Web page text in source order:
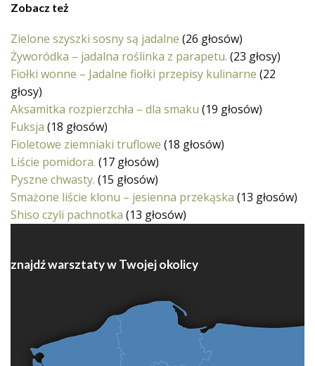
Zobacz też
Zielone szyszki sosny są jadalne (26 głosów)
Żyworódka – jadalna roślinka z parapetu. (23 głosy)
Fiołki wonne – Jadalne fiołki przepisy kulinarne (22
głosy)
Aksamitka rozpierzchła – dla smaku (19 głosów)
Fuksja (18 głosów)
Fioletowe ziemniaki truflowe (18 głosów)
Liście pomidora. (17 głosów)
Pyszne chwasty. (15 głosów)
Smażone liście klonu – jesienna przekąska (13 głosów)
Shiso czyli pachnotka (13 głosów)
znajdź warsztaty w Twojej okolicy